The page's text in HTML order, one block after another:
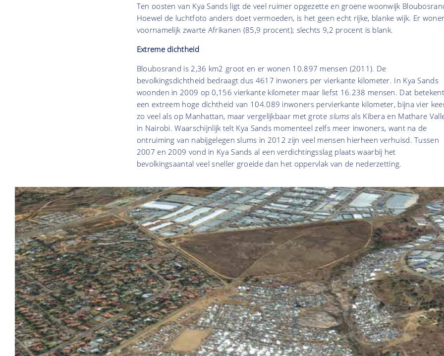
Ten oosten van Kya Sands ligt de veel ruimer opgezette en groene woonwijk
Hoewel de luchtfoto anders doet vermoeden, is het geen echt rijke, blanke wijk. Er
voornamelijk zwarte Afrikanen (85,9 procent); slechts 9,2 procent is blank.
Extreme dichtheid
Bloubosrand is 2,36 km2 groot en er wonen 10.897 mensen (2011). De
bevolkingsdichtheid bedraagt dus 4617 inwoners per vierkante kilometer. In Kya Sands
woonden in 2009 op 0,156 vierkante kilometer maar liefst 16.238 mensen. Dat betekent
een extreem hoge dichtheid van 104.089 inwoners pervierkante kilometer, bijna vier
zo veel als op Manhattan, maar vergelijkbaar met grote slumsals Kibera en Mathare
in Nairobi. Waarschijnlijk telt Kya Sands momenteel zelfs meer inwoners, want na de
ontruiming van nabijgelegen slums in 2012 zijn veel mensen hierheen verhuisd. Tussen
2007 en 2009 vond in Kya Sands al een verdichtingsslag plaats waarbij het
bevolkingsaantal veel sneller groeide dan het oppervlak van de nederzetting.